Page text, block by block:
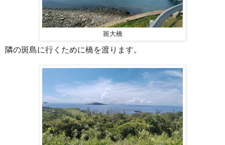
斑大橋
隣の斑島に行くために橋を渡ります。